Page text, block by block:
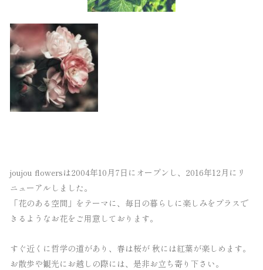
joujou flowersは2004年10月7日にオープンし、2016年12月にリ
ニューアルしました。
「花のある空間」をテーマに、毎日の暮らしに楽しみをプラスで
きるようなお花をご用意しております。
すぐ近くに哲学の道があり、春は桜が 秋には紅葉が楽しめます。
お散歩や観光にお越しの際には、是非お立ち寄り下さい。